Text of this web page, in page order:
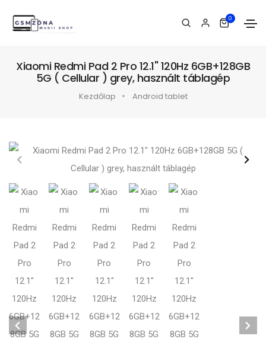
0
Xiaomi Redmi Pad 2 Pro 12.1" 120Hz 6GB+128GB
5G ( Cellular ) grey, használt táblagép
Kezdőlap Android tablet